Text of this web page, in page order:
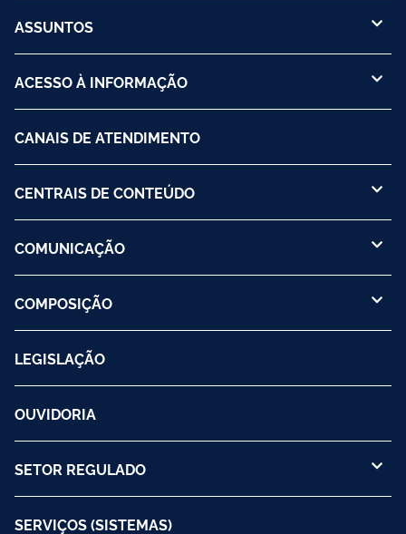
ASSUNTOS
ACESSO À INFORMAÇÃO
CANAIS DE ATENDIMENTO
CENTRAIS DE CONTEÚDO
COMUNICAÇÃO
COMPOSIÇÃO
LEGISLAÇÃO
OUVIDORIA
SETOR REGULADO
SERVIÇOS (SISTEMAS)